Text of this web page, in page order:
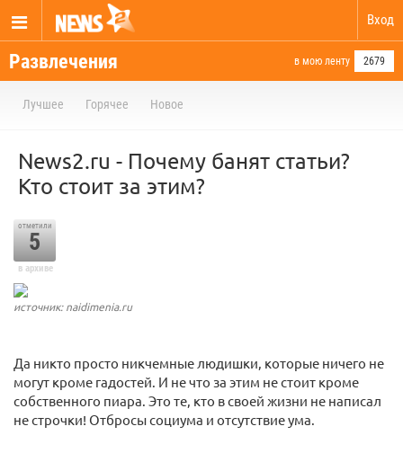
Вход
Развлечения в мою ленту 2679
Лучшее Горячее Новое
News2.ru - Почему банят статьи?
Кто стоит за этим?
отметили
5
в архиве
источник: naidimenia.ru
Да никто просто никчемные людишки, которые ничего не
могут кроме гадостей. И не что за этим не стоит кроме
собственного пиара. Это те, кто в своей жизни не написал
не строчки! Отбросы социума и отсутствие ума.